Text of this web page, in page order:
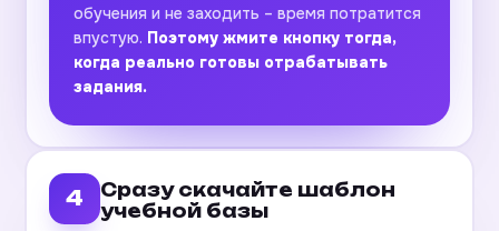
обучения и не заходить – время потратится
впустую. Поэтому жмите кнопку тогда,
когда реально готовы отрабатывать
задания.
4
Сразу скачайте шаблон
учебной базы